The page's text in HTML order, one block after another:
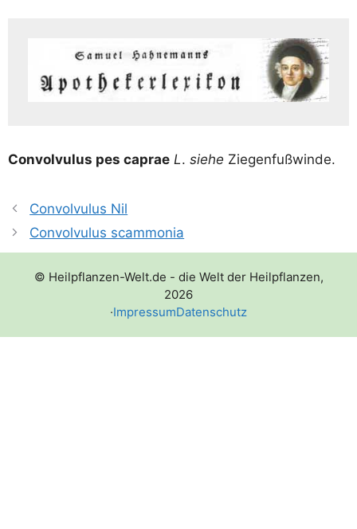
Con­vol­vu­lus pes caprae L. sie­he Ziegenfußwinde.
Convolvulus Nil
Convolvulus scammonia
© Heilpflanzen-Welt.de - die Welt der Heilpflanzen,
2026
·ImpressumDatenschutz